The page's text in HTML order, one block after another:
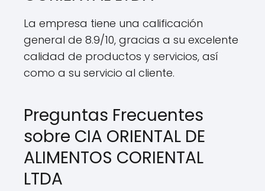
La empresa tiene una calificación
general de 8.9/10, gracias a su excelente
calidad de productos y servicios, así
como a su servicio al cliente.
Preguntas Frecuentes
sobre CIA ORIENTAL DE
ALIMENTOS CORIENTAL
LTDA